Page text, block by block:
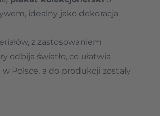
idealny jako dekoracja
z zastosowaniem
odbija światło, co ułatwia
Polsce, a do produkcji zostały